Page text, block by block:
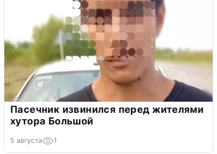
Пасечник извинился перед жителями
хутора Большой
5 августа 1